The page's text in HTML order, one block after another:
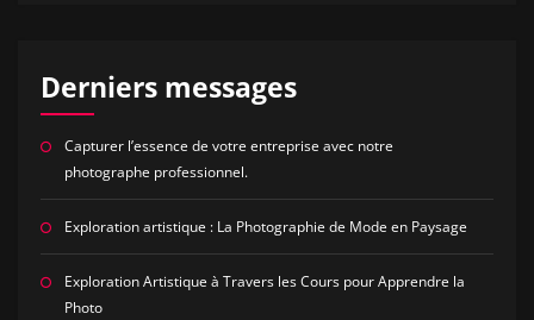
Derniers messages
Capturer l’essence de votre entreprise avec notre
photographe professionnel.
Exploration artistique : La Photographie de Mode en Paysage
Exploration Artistique à Travers les Cours pour Apprendre la
Photo